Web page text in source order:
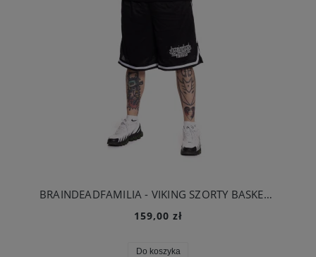
BRAINDEADFAMILIA - VIKING SZORTY BASKETBALL CZARNE
159,00 zł
Do koszyka